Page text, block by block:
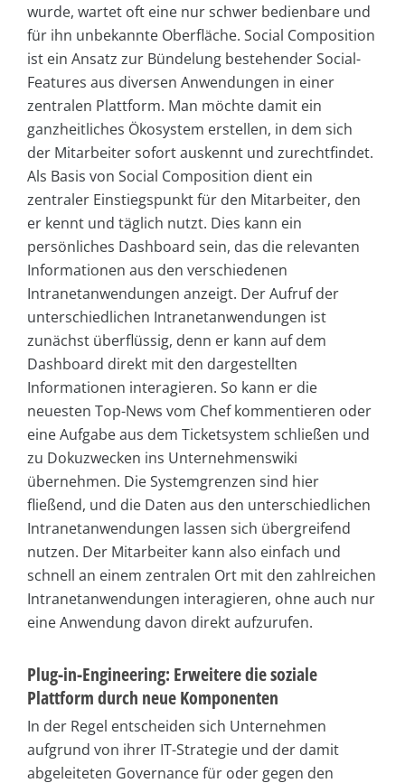
wurde, wartet oft eine nur schwer bedienbare und
für ihn unbekannte Oberfläche. Social Composition
ist ein Ansatz zur Bündelung bestehender Social-
Features aus diversen Anwendungen in einer
zentralen Plattform. Man möchte damit ein
ganzheitliches Ökosystem erstellen, in dem sich
der Mitarbeiter sofort auskennt und zurechtfindet.
Als Basis von Social Composition dient ein
zentraler Einstiegspunkt für den Mitarbeiter, den
er kennt und täglich nutzt. Dies kann ein
persönliches Dashboard sein, das die relevanten
Informationen aus den verschiedenen
Intranetanwendungen anzeigt. Der Aufruf der
unterschiedlichen Intranetanwendungen ist
zunächst überflüssig, denn er kann auf dem
Dashboard direkt mit den dargestellten
Informationen interagieren. So kann er die
neuesten Top-News vom Chef kommentieren oder
eine Aufgabe aus dem Ticketsystem schließen und
zu Dokuzwecken ins Unternehmenswiki
übernehmen. Die Systemgrenzen sind hier
fließend, und die Daten aus den unterschiedlichen
Intranetanwendungen lassen sich übergreifend
nutzen. Der Mitarbeiter kann also einfach und
schnell an einem zentralen Ort mit den zahlreichen
Intranetanwendungen interagieren, ohne auch nur
eine Anwendung davon direkt aufzurufen.
Plug-in-Engineering: Erweitere die soziale
Plattform durch neue Komponenten
In der Regel entscheiden sich Unternehmen
aufgrund von ihrer IT-Strategie und der damit
abgeleiteten Governance für oder gegen den